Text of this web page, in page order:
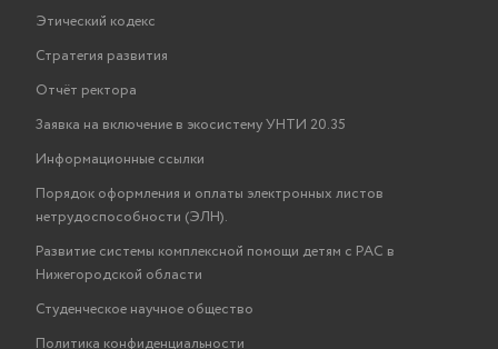
Этический кодекс
Стратегия развития
Отчёт ректора
Заявка на включение в экосистему УНТИ 20.35
Информационные ссылки
Порядок оформления и оплаты электронных листов
нетрудоспособности (ЭЛН).
Развитие системы комплексной помощи детям с РАС в
Нижегородской области
Студенческое научное общество
Политика конфиденциальности